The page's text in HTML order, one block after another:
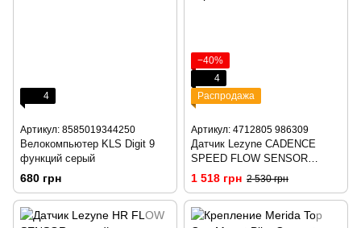
4
Артикул: 8585019344250
Велокомпьютер KLS Digit 9
функций серый
680 грн
−40%
4
Распродажа
Артикул: 4712805 986309
Датчик Lezyne CADENCE
SPEED FLOW SENSOR
черный
1 518 грн 2 530 грн